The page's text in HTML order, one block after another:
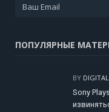
ПОПУЛЯРНЫЕ
BY
Sony